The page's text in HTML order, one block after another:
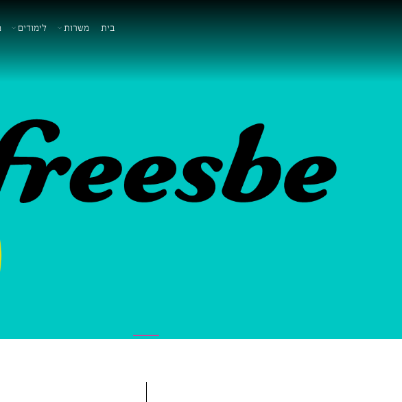
בית משרות לימודים